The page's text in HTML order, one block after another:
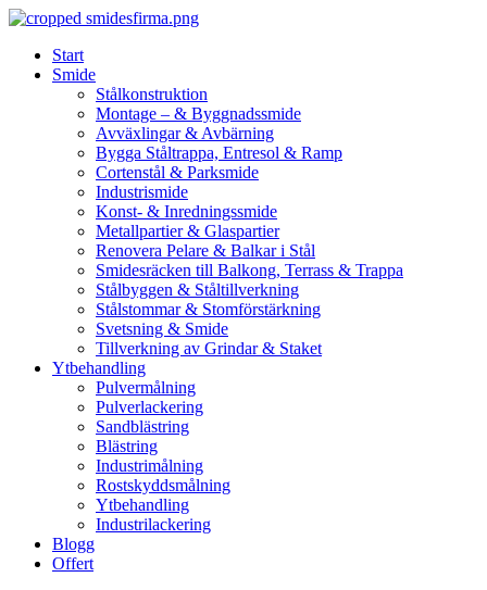
Skip
contentStart
Smide
Stålkonstruktion
Montage – & Byggnadssmide
Avväxlingar & Avbärning
Bygga Ståltrappa, Entresol & Ramp
Cortenstål & Parksmide
Industrismide
Konst- & Inredningssmide
Metallpartier & Glaspartier
Renovera Pelare & Balkar i Stål
Smidesräcken till Balkong, Terrass & Trappa
Stålbyggen & Ståltillverkning
Stålstommar & Stomförstärkning
Svetsning & Smide
Tillverkning av Grindar & Staket
Ytbehandling
Pulvermålning
Pulverlackering
Sandblästring
Blästring
Industrimålning
Rostskyddsmålning
Ytbehandling
Industrilackering
Blogg
Offert